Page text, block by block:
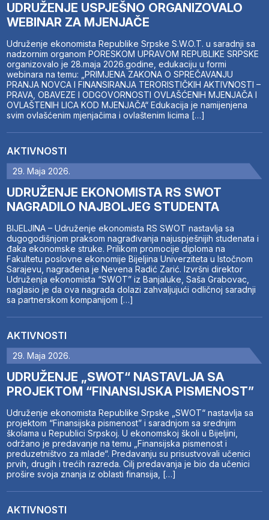
UDRUŽENJE USPJEŠNO ORGANIZOVALO
WEBINAR ZA MJENJAČE
Udruženje ekonomista Republike Srpske S.W.O.T. u saradnji sa
nadzornim organom PORESKOM UPRAVOM REPUBLIKE SRPSKE
organizovalo je 28.maja 2026.godine, edukaciju u formi
webinara na temu: „PRIMJENA ZAKONA O SPREČAVANJU
PRANJA NOVCA I FINANSIRANJA TERORISTIČKIH AKTIVNOSTI –
PRAVA, OBAVEZE I ODGOVORNOSTI OVLAŠĆENIH MJENJAČA I
OVLAŠTENIH LICA KOD MJENJAČA“ Edukacija je namijenjena
svim ovlašćenim mjenjačima i ovlaštenim licima […]
AKTIVNOSTI
29. Maja 2026.
UDRUŽENJE EKONOMISTA RS SWOT
NAGRADILO NAJBOLJEG STUDENTA
BIJELJINA – Udruženje ekonomista RS SWOT nastavlja sa
dugogodišnjom praksom nagrađivanja najuspješnijih studenata i
đaka ekonomske struke. Prilikom promocije diploma na
Fakultetu poslovne ekonomije Bijeljina Univerziteta u Istočnom
Sarajevu, nagrađena je Nevena Radić Zarić. Izvršni direktor
Udruženja ekonomista “SWOT” iz Banjaluke, Saša Grabovac,
naglasio je da ova nagrada dolazi zahvaljujući odličnoj saradnji
sa partnerskom kompanijom […]
AKTIVNOSTI
29. Maja 2026.
UDRUŽENJE „SWOT“ NASTAVLJA SA
PROJEKTOM “FINANSIJSKA PISMENOST”
Udruženje ekonomista Republike Srpske „SWOT“ nastavlja sa
projektom “Finansijska pismenost” i saradnjom sa srednjim
školama u Republici Srpskoj. U ekonomskoj školi u Bijeljini,
održano je predavanje na temu „Finansijska pismenost i
preduzetništvo za mlade“. Predavanju su prisustvovali učenici
prvih, drugih i trećih razreda. Cilj predavanja je bio da učenici
prošire svoja znanja iz oblasti finansija, […]
AKTIVNOSTI